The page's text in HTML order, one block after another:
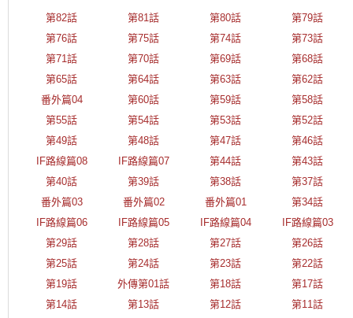
第82話 第81話 第80話
第79話
第76話
第75話 第74話
第73話
第71話
第70話 第69話
第68話
第65話
第64話 第63話
第62話
番外篇04
第60話 第59話
第58話
第55話
第54話 第53話
第52話
第49話
第48話 第47話
第46話
IF路線篇08
IF路線篇07 第44話
第43話
第40話
第39話 第38話
第37話
番外篇03
番外篇02 番外篇01
第34話
IF路線篇06
IF路線篇05 IF路線篇04
IF路線篇03
第29話
第28話 第27話
第26話
第25話
第24話 第23話
第22話
第19話
外傳第01話 第18話
第17話
第14話
第13話 第12話
第11話